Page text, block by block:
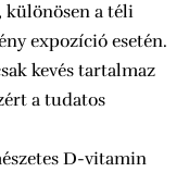
különösen a téli
expozíció esetén.
kevés tartalmaz
a tudatos
D-vitamin